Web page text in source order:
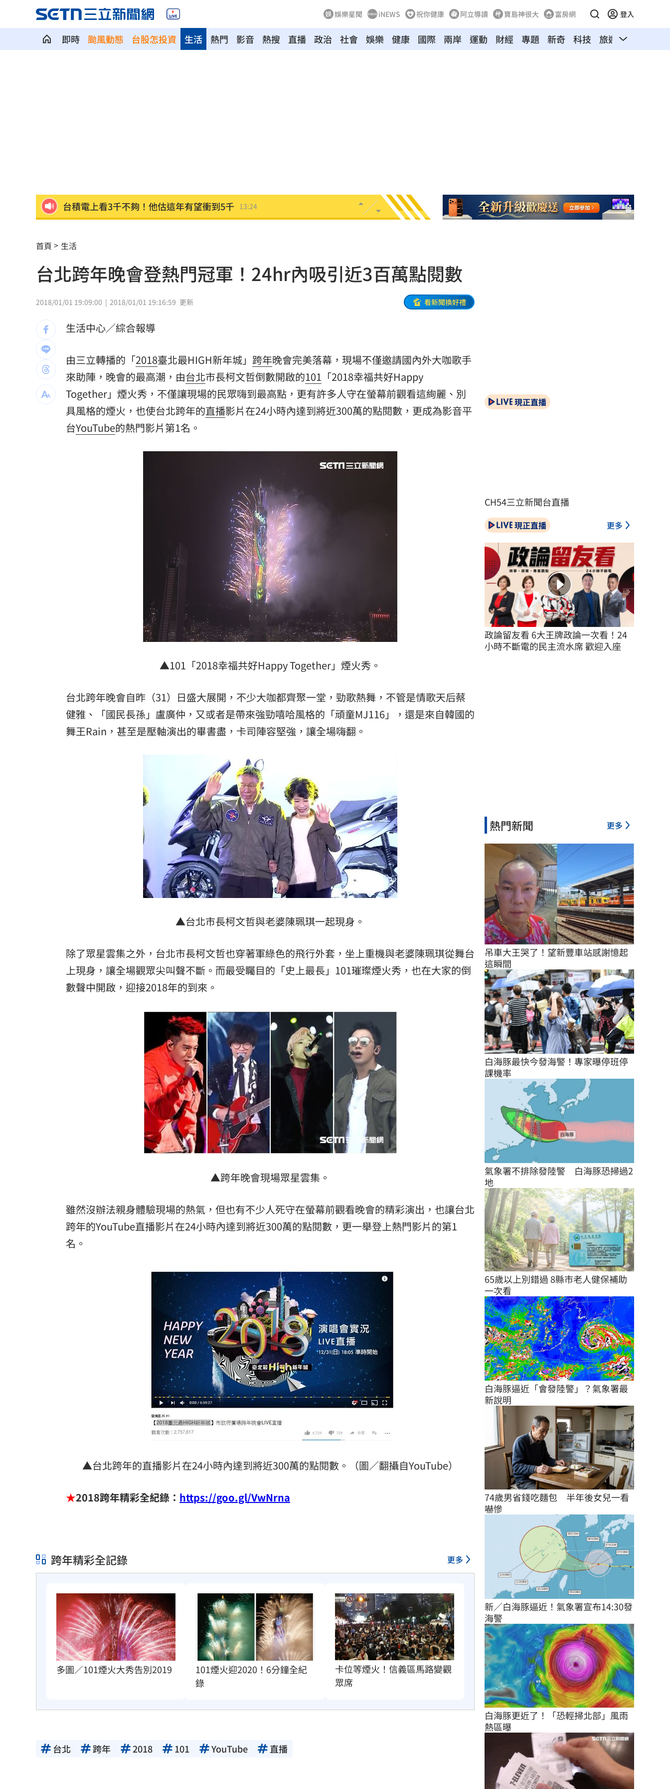
娛樂星聞 iNEWS 祝你健康 阿立導讀 寶島神很大 富房網 登入
即時 颱風動態 台股怎投資 熱門 影音 熱搜 直播 政治 社會 娛樂
生活 健康 國際 兩岸 運動 財經 專題 新奇 科技 旅遊 汽車
台積電上看3千不夠！他估這年有望衝到5千 13:24
《蜘蛛人》結婚了！湯姆千黛亞甜炸英國
林琇琪父親肝癌病逝！錄音室驚現亡父味道 13:12
小秦漢張海漢逝世享壽68歲！後事低調舉辦
小24歲女友學歷遭疑！姜厚任霸氣護愛回應
醋男14刀捅肺殺情敵！裹屍棄溝判無期徒刑 13:03
執法重壓 外送平台還有選擇？ 13:00
Audi限定福利 帶車迷前進F1新加坡大賽 13:00
有線電視員工「姿勢像休息」竟已死12hrs
內政部貪官收百萬放水 重判3年8月將入獄 12:49
曾任中市法扶顧問 女律公益人設取信慈濟 12:49
15:27
台彩父親節推新刮刮樂千萬頭獎超「爸」氣 12:00
商場戰國來臨 台中「頂奢大道」逐漸成形 12:00
「拍片人的多重宇宙」職涯論壇9/12登場！ 10:30
理想混蛋號召粉絲跨海追星吃美食！ 18:15
首頁 生活
台北跨年晚會登熱門冠軍！24hr內吸引近3百萬點閱數
2018/01/01 19:09:00 2018/01/01 19:16:59 更新 看新聞換好禮
生活中心／綜合報導
由三立轉播的「2018臺北最HIGH新年城」 跨年晚會完美落幕，現場不僅邀請國內外大咖歌手
來助陣，晚會的最高潮，由台北市長柯文哲倒數開啟的101 「2018幸福共好Happy
Together」煙火秀，不僅讓現場的民眾嗨到最高點，更有許多人守在螢幕前觀看這絢麗、別
具風格的煙火，也使台北跨年的直播影片在24小時內達到將近300萬的點閱數，更成為影音平
台YouTube的熱門影片第1名。
▲101「2018幸福共好Happy Together」煙火秀。
台北跨年晚會自昨（31）日盛大展開，不少大咖都齊聚一堂，勁歌熱舞，不管是情歌天后蔡
健雅、「國民長孫」盧廣仲，又或者是帶來強勁嘻哈風格的「頑童MJ116」，還是來自韓國的
舞王Rain，甚至是壓軸演出的畢書盡，卡司陣容堅強，讓全場嗨翻。
▲台北市長柯文哲與老婆陳珮琪一起現身。
除了眾星雲集之外，台北市長柯文哲也穿著軍綠色的飛行外套，坐上重機與老婆陳珮琪從舞台
上現身，讓全場觀眾尖叫聲不斷。而最受矚目的「史上最長」101璀璨煙火秀，也在大家的倒
數聲中開啟，迎接2018年的到來。
▲跨年晚會現場眾星雲集。
雖然沒辦法親身體驗現場的熱氣，但也有不少人死守在螢幕前觀看晚會的精彩演出，也讓台北
跨年的YouTube直播影片在24小時內達到將近300萬的點閱數，更一舉登上熱門影片的第1
名。
▲台北跨年的直播影片在24小時內達到將近300萬的點閱數。（圖／翻攝自YouTube）
★2018跨年精彩全紀錄： https://goo.gl/VwNrna
跨年精彩全記錄 更多
多圖／101煙火大秀告別2019
101煙火迎2020！6分鐘全紀
錄
卡位等煙火！信義區馬路變觀
眾席
台北 跨年 2018 101 YouTube 直播
現正直播
CH54三立新聞台直播
現正直播 更多
政論留友看 6大王牌政論一次看！24
小時不斷電的民主流水席 歡迎入座
熱門新聞 更多
吊車大王哭了！望新豐車站感謝憶起
這瞬間
白海豚最快今發海警！專家曝停班停
課機率
氣象署不排除發陸警　白海豚恐掃過2
地
65歲以上別錯過 8縣市老人健保補助
一次看
白海豚逼近「會發陸警」？氣象署最
新說明
74歲男省錢吃麵包　半年後女兒一看
嚇慘
新／白海豚逼近！氣象署宣布14:30發
海警
白海豚更近了！「恐輕掃北部」風雨
熱區曝